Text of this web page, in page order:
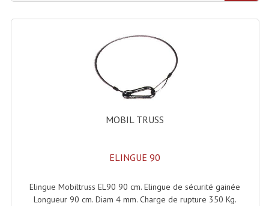
Platines Cassettes
Limiteur De Niveau Sonore
Microphones Scène Et Studio
Microphones Filaires
Micro Sans Fil HF VHF 200MHZ
Microphones De Surface
MOBIL TRUSS
ELINGUE 90
Elingue Mobiltruss EL90 90 cm. Elingue de sécurité gainée
Longueur 90 cm. Diam 4 mm. Charge de rupture 350 Kg.